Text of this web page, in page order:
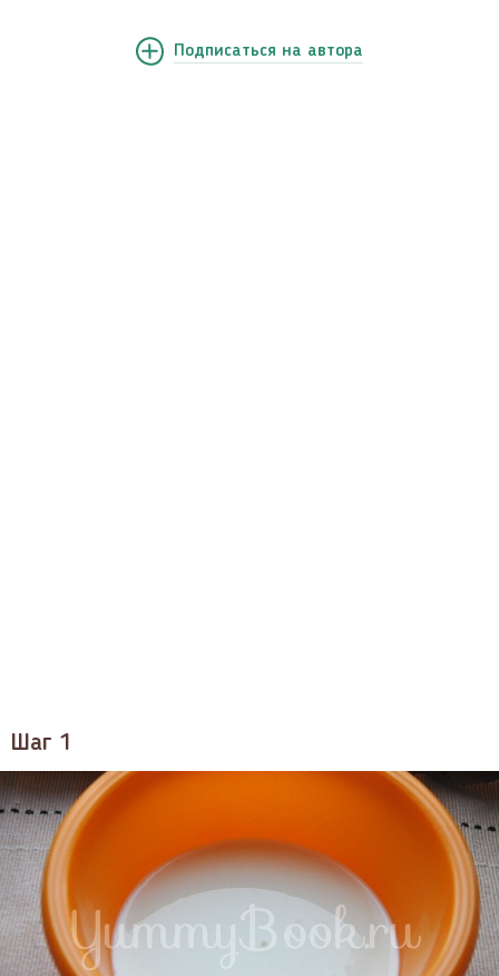
Подписаться на автора
Шаг 1